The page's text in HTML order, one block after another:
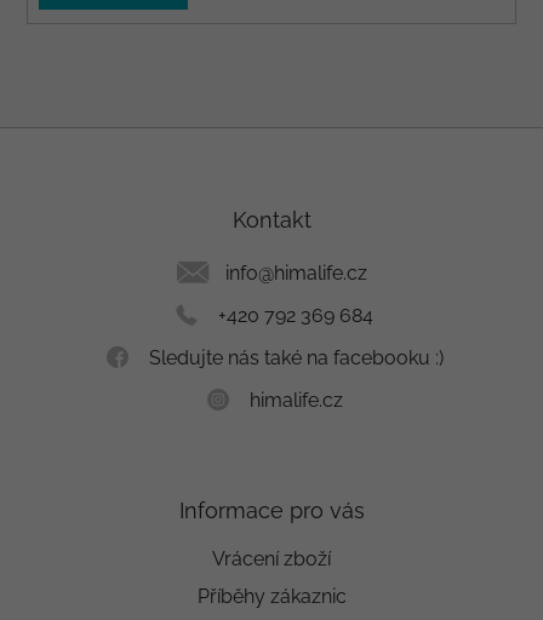
Kontakt
info@himalife.cz
+420 792 369 684
Sledujte nás také na facebooku :)
himalife.cz
Informace pro vás
Vrácení zboží
Příběhy zákaznic